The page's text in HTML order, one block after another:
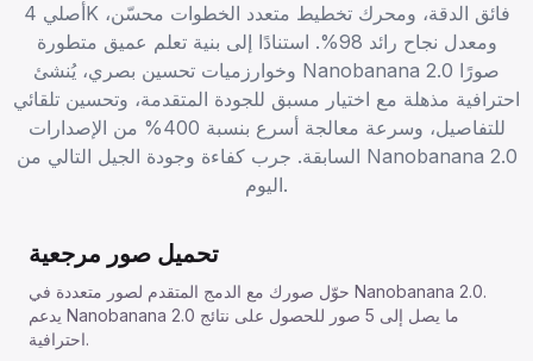
أصلي 4K فائق الدقة، ومحرك تخطيط متعدد الخطوات محسّن،
ومعدل نجاح رائد 98%. استنادًا إلى بنية تعلم عميق متطورة
وخوارزميات تحسين بصري، يُنشئ Nanobanana 2.0 صورًا
احترافية مذهلة مع اختيار مسبق للجودة المتقدمة، وتحسين تلقائي
للتفاصيل، وسرعة معالجة أسرع بنسبة 400% من الإصدارات
السابقة. جرب كفاءة وجودة الجيل التالي من Nanobanana 2.0
اليوم.
تحميل صور مرجعية
حوّل صورك مع الدمج المتقدم لصور متعددة في Nanobanana 2.0.
يدعم Nanobanana 2.0 ما يصل إلى 5 صور للحصول على نتائج
احترافية.